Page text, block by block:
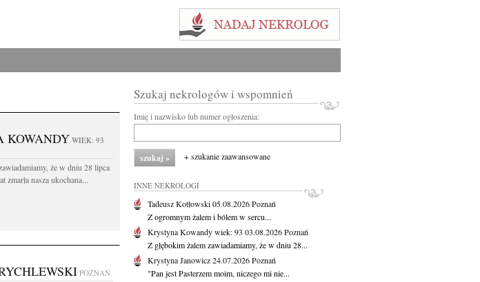
KOWANDYWIEK: 93
że w dniu 28 lipca
zmarła nasza ukochana...
POZNAŃ
Szukaj nekrologów i wspomnień
Imię i nazwisko lub numer ogłoszenia:
+ szukanie zaawansowane
INNE NEKROLOGI
Tadeusz Kotłowski05.08.2026Poznań
Z ogromnym żalem i bólem w sercu...
Krystyna Kowandywiek: 93 03.08.2026Poznań
Z głębokim żalem zawiadamiamy, że w dniu 28...
Krystyna Janowicz24.07.2026Poznań
"Pan jest Pasterzem moim, niczego mi nie...